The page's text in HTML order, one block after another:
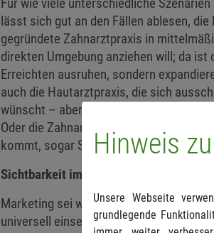
lässt sich gut an den Fällen ablesen,
gegründete Zahnarztpraxis in
direkten Umgebung anziehen will; da
Erreichten ausruhen, sondern
auch die Hautarztpraxis, die sich
wünscht – aber zeitgleich schlechte
Oder die Zahnarztpraxis in prekärer
kommt, sogar Schwierigkeiten hat, den
Sichtbarkeit im Netz ist ein Muss
Marketing sei wertlos, sagt Finke,
universell einsetzbares Allheilmittel,
Hinweis
Unsere Webseite
grundlegende